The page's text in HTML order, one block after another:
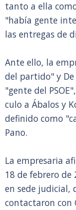
tanto a ella
"había gente
las entregas de
Ante ello, la
del partido" y
"gente del
culo a Ábalos y
definido como
Pano.
La empresaria
18 de febrero de
en sede judicial,
contactaron con